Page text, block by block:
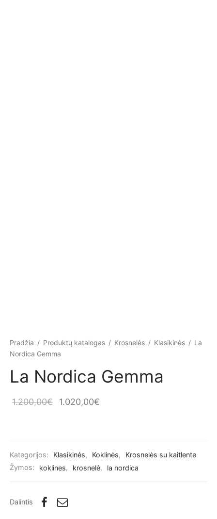
Pradžia / Produktų katalogas / Krosnelės / Klasikinės / La
Nordica Gemma
La Nordica Gemma
1.200,00€
Original
1.020,00€
Kategorijos: Klasikinės, Koklinės,
Krosnelės su kaitlente
Žymos:
koklines, krosnelė, la nordica
Dalintis